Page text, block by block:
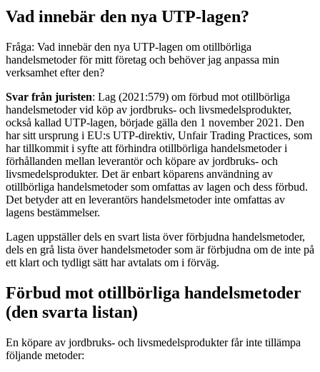
Vad innebär den nya UTP-lagen?
Fråga: Vad innebär den nya UTP-lagen om otillbörliga
handelsmetoder för mitt företag och behöver jag anpassa min
verksamhet efter den?
Svar från juristen: Lag (2021:579) om förbud mot otillbörliga
handelsmetoder vid köp av jordbruks- och livsmedelsprodukter,
också kallad UTP-lagen, började gälla den 1 november 2021. Den
har sitt ursprung i EU:s UTP-direktiv, Unfair Trading Practices, som
har tillkommit i syfte att förhindra otillbörliga handelsmetoder i
förhållanden mellan leverantör och köpare av jordbruks- och
livsmedelsprodukter. Det är enbart köparens användning av
otillbörliga handelsmetoder som omfattas av lagen och dess förbud.
Det betyder att en leverantörs handelsmetoder inte omfattas av
lagens bestämmelser.
Lagen uppställer dels en svart lista över förbjudna handelsmetoder,
dels en grå lista över handelsmetoder som är förbjudna om de inte på
ett klart och tydligt sätt har avtalats om i förväg.
Förbud mot otillbörliga handelsmetoder
(den svarta listan)
En köpare av jordbruks- och livsmedelsprodukter får inte tillämpa
följande metoder: